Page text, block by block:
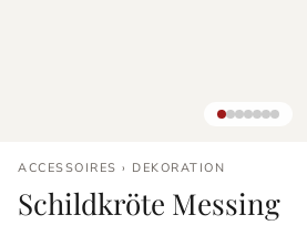
ACCESSOIRES › DEKORATION
Schildkröte Messing